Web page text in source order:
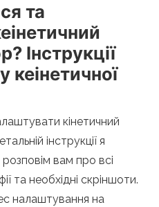
та
Інструкції
кінетичний
інструкції я
вам про всі
та необхідні скріншоти.
налаштування на